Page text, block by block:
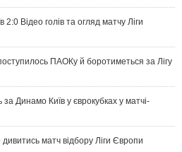
Відео голів та огляд матчу Ліги
ПАОКу й боротиметься за Лігу
Динамо Київ у єврокубках у матчі-
матч відбору Ліги Європи